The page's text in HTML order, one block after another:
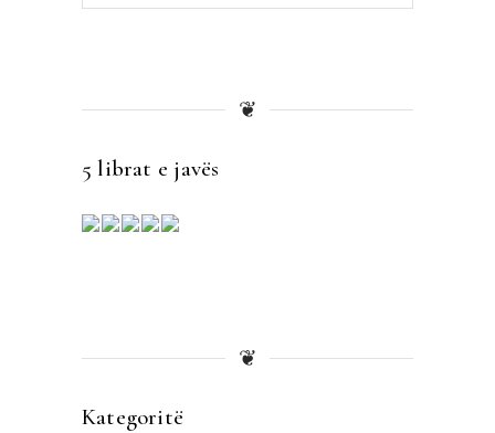
❦
5 librat e javës
❦
Kategoritë